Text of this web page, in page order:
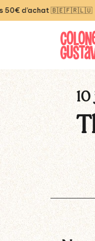
d’achat 🇧🇪🇫🇷🇱🇺